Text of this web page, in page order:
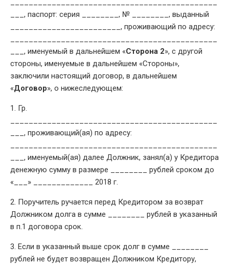
___, паспорт: серия ________, № ________, выданный
________________________, проживающий по адресу:
___, именуемый в дальнейшем «Сторона 2», с другой
стороны, именуемые в дальнейшем «Стороны»,
заключили настоящий договор, в дальнейшем
«Договор», о нижеследующем:
1. Гр.
___, проживающий(ая) по адресу:
___, именуемый(ая) далее Должник, занял(а) у Кредитора
денежную сумму в размере ________ рублей сроком до
«___» _____________ 2018 г.
2. Поручитель ручается перед Кредитором за возврат
Должником долга в сумме ________ рублей в указанный
в п.1 договора срок.
3. Если в указанный выше срок долг в сумме ________
рублей не будет возвращен Должником Кредитору,